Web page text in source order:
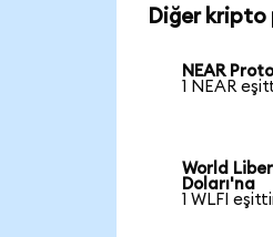
Diğer kripto
NEAR
1 NEAR
World
Doları'na
1 WLFI